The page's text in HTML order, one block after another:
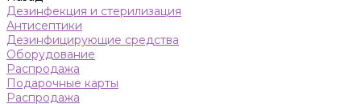
Дезинфекция и стерилизация
Антисептики
Дезинфицирующие средства
Оборудование
Распродажа
Подарочные карты
Распродажа